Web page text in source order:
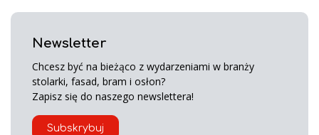
Newsletter
Chcesz być na bieżąco z wydarzeniami w branży
stolarki, fasad, bram i osłon?
Zapisz się do naszego newslettera!
Subskrybuj